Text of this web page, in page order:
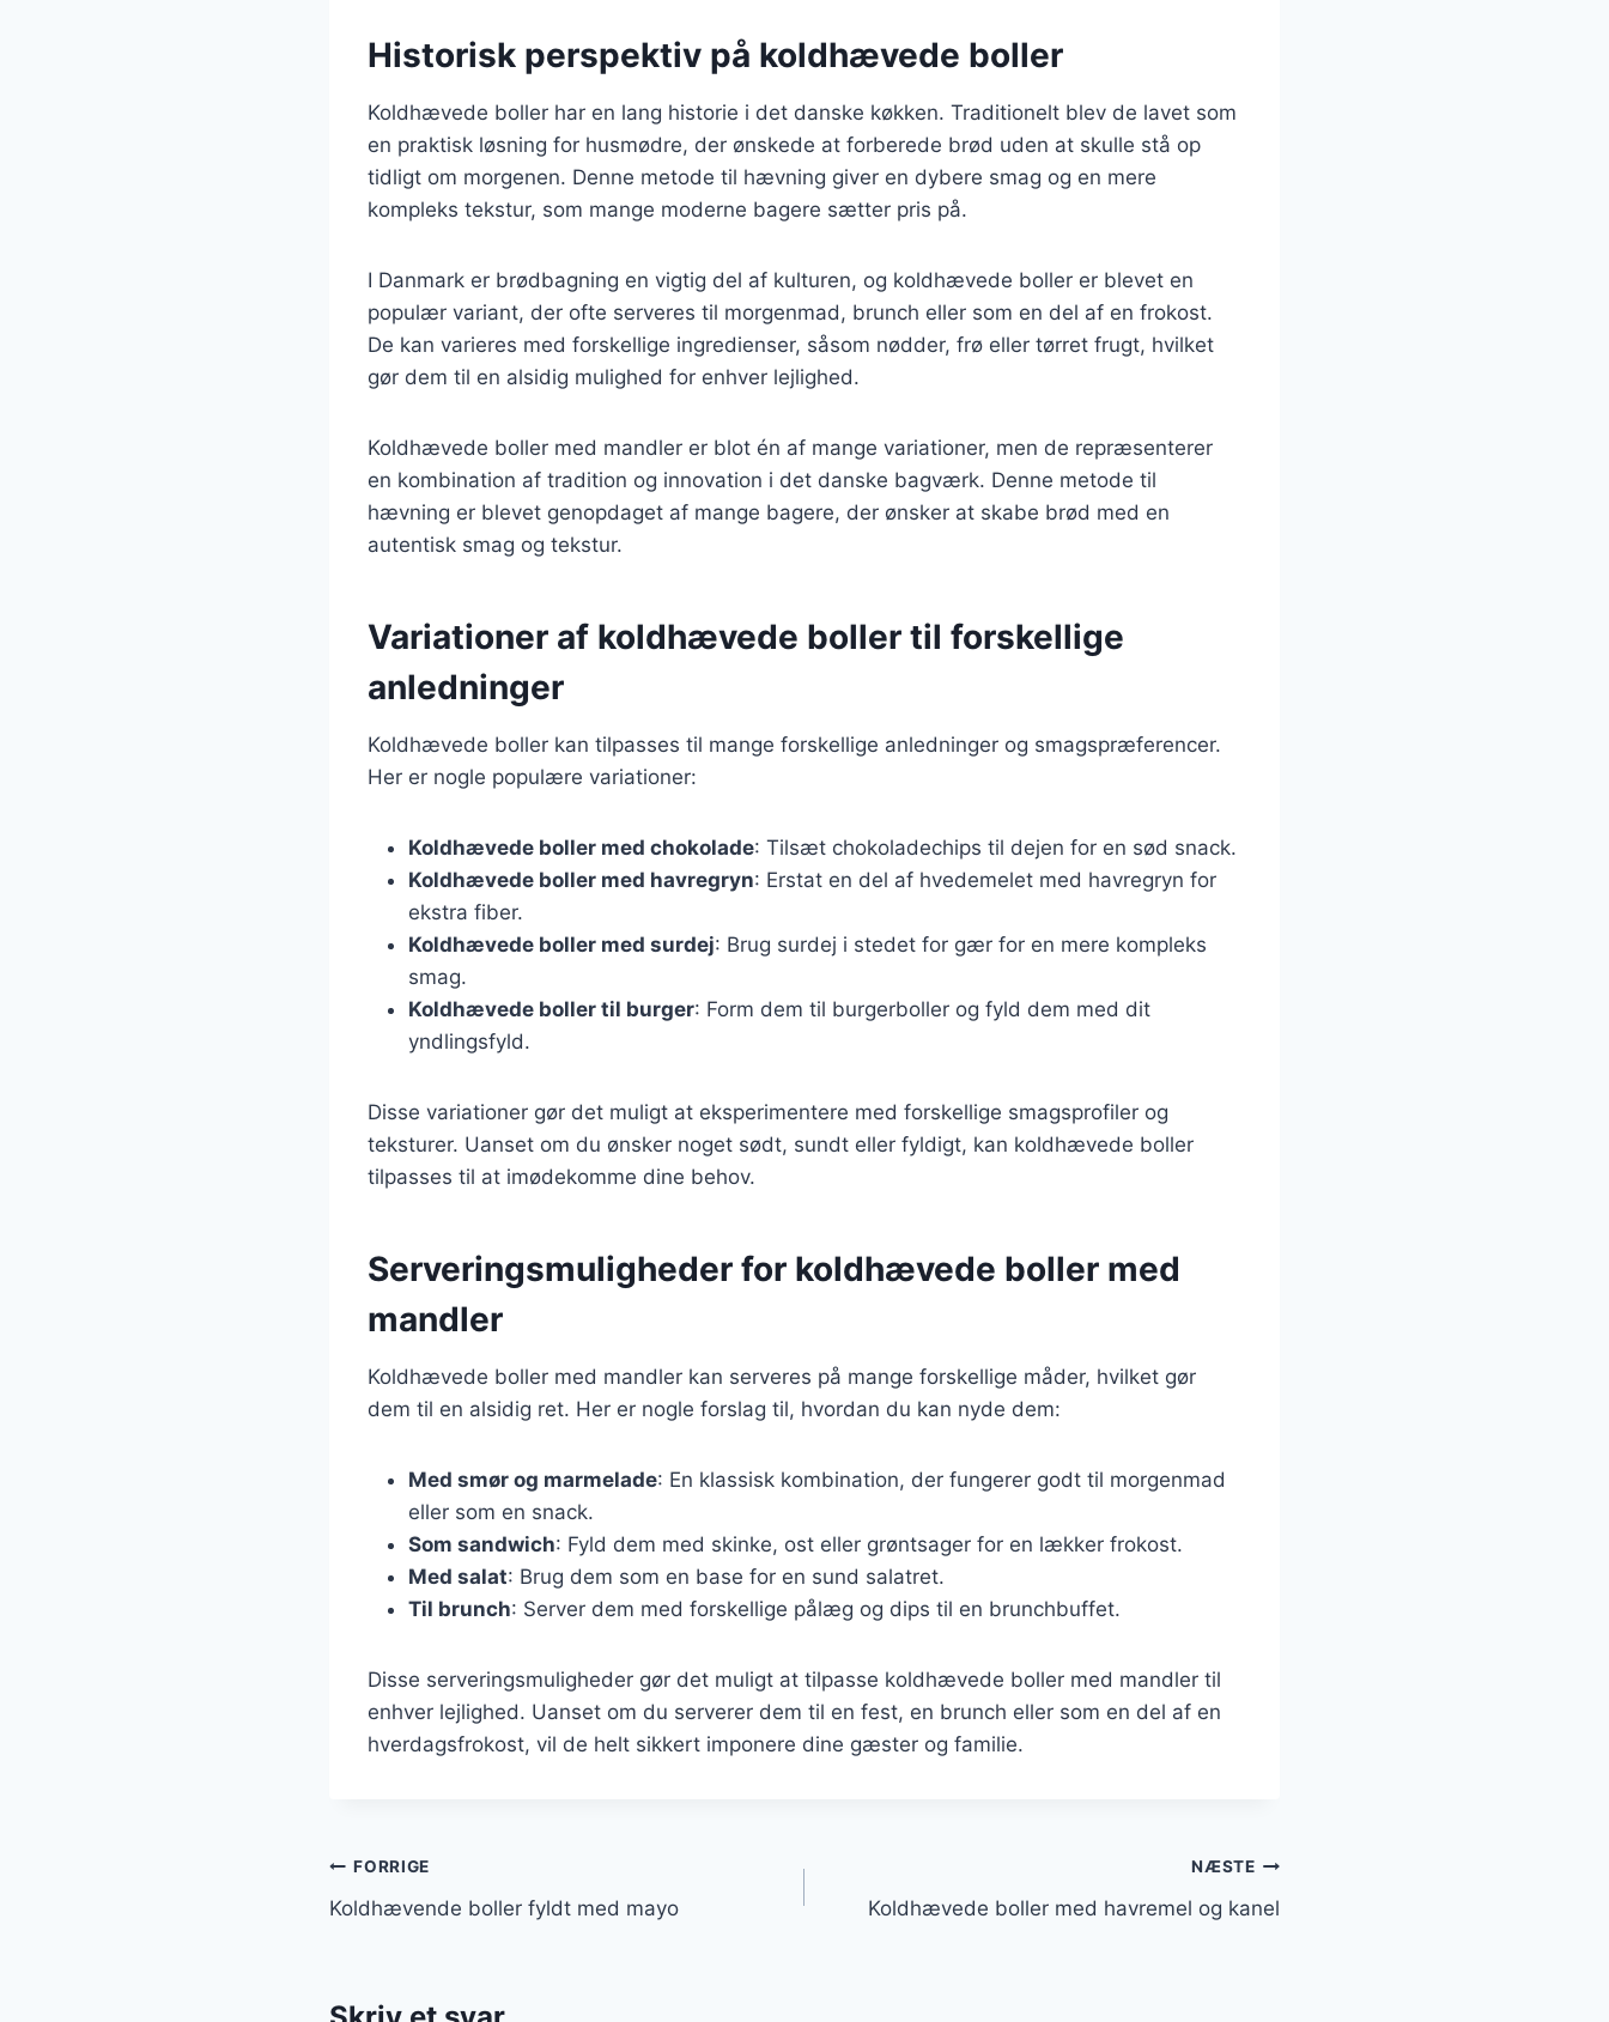
Historisk perspektiv på koldhævede boller
Koldhævede boller har en lang historie i det danske køkken. Traditionelt blev de lavet som
en praktisk løsning for husmødre, der ønskede at forberede brød uden at skulle stå op
tidligt om morgenen. Denne metode til hævning giver en dybere smag og en mere
kompleks tekstur, som mange moderne bagere sætter pris på.
I Danmark er brødbagning en vigtig del af kulturen, og koldhævede boller er blevet en
populær variant, der ofte serveres til morgenmad, brunch eller som en del af en frokost.
De kan varieres med forskellige ingredienser, såsom nødder, frø eller tørret frugt, hvilket
gør dem til en alsidig mulighed for enhver lejlighed.
Koldhævede boller med mandler er blot én af mange variationer, men de repræsenterer
en kombination af tradition og innovation i det danske bagværk. Denne metode til
hævning er blevet genopdaget af mange bagere, der ønsker at skabe brød med en
autentisk smag og tekstur.
Variationer af koldhævede boller til forskellige
anledninger
Koldhævede boller kan tilpasses til mange forskellige anledninger og smagspræferencer.
Her er nogle populære variationer:
Koldhævede boller med chokolade: Tilsæt chokoladechips til dejen for en sød snack.
Koldhævede boller med havregryn: Erstat en del af hvedemelet med havregryn for
ekstra fiber.
Koldhævede boller med surdej: Brug surdej i stedet for gær for en mere kompleks
smag.
Koldhævede boller til burger: Form dem til burgerboller og fyld dem med dit
yndlingsfyld.
Disse variationer gør det muligt at eksperimentere med forskellige smagsprofiler og
teksturer. Uanset om du ønsker noget sødt, sundt eller fyldigt, kan koldhævede boller
tilpasses til at imødekomme dine behov.
Serveringsmuligheder for koldhævede boller med
mandler
Koldhævede boller med mandler kan serveres på mange forskellige måder, hvilket gør
dem til en alsidig ret. Her er nogle forslag til, hvordan du kan nyde dem:
Med smør og marmelade: En klassisk kombination, der fungerer godt til morgenmad
eller som en snack.
Som sandwich: Fyld dem med skinke, ost eller grøntsager for en lækker frokost.
Med salat: Brug dem som en base for en sund salatret.
Til brunch: Server dem med forskellige pålæg og dips til en brunchbuffet.
Disse serveringsmuligheder gør det muligt at tilpasse koldhævede boller med mandler til
enhver lejlighed. Uanset om du serverer dem til en fest, en brunch eller som en del af en
hverdagsfrokost, vil de helt sikkert imponere dine gæster og familie.
Indlægsnavigation
FORRIGE
Koldhævende boller fyldt med mayo
NÆSTE
Koldhævede boller med havremel og kanel